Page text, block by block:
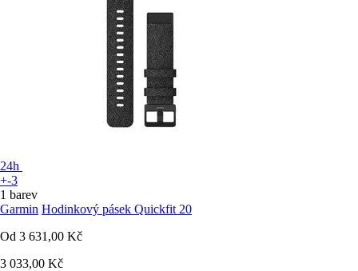
24h
+-3
1 barev
Garmin Hodinkový pásek Quickfit 20
Od 3 631,00 Kč
3 033,00 Kč